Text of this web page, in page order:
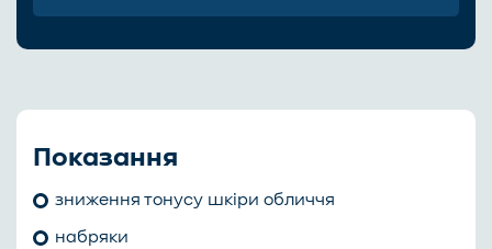
Показання
зниження тонусу шкіри обличчя
набряки